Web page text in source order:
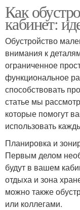
Как
кабинет:
Обустройство
внимания к
ограниченное
функциональное
способствовать
статье мы
которые помогут
использовать
Планировка и
Первым делом
будут в вашем
отдыха и зона
можно также
или коллегами.